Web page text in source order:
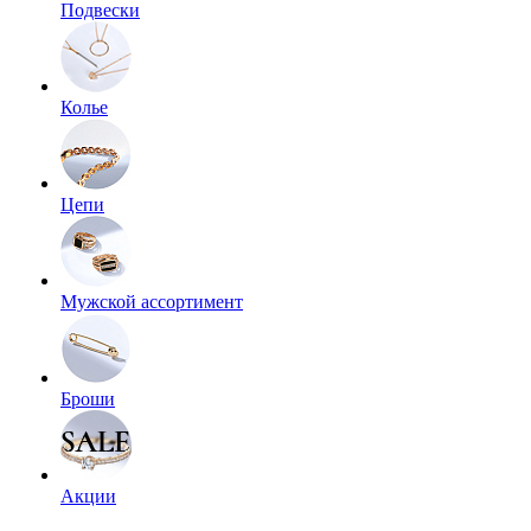
Подвески
Колье
Цепи
Мужской ассортимент
Броши
Акции